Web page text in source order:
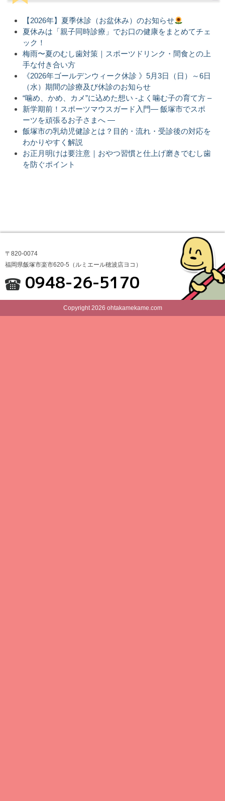
【2026年】夏季休診（お盆休み）のお知らせ
夏休みは「親子同時診療」でお口の健康をまとめてチェ
ック！
梅雨〜夏のむし歯対策｜スポーツドリンク・間食との上
手な付き合い方
《2026年ゴールデンウィーク休診 》5月3日（日）～6日
（水）期間の診療及び休診のお知らせ
“噛め、かめ、カメ”に込めた想い -よく噛む子の育て方 –
新学期前！スポーツマウスガード入門― 飯塚市でスポ
ーツを頑張るお子さまへ ―
飯塚市の乳幼児健診とは？目的・流れ・受診後の対応を
わかりやすく解説
お正月明けは要注意｜おやつ習慣と仕上げ磨きでむし歯
を防ぐポイント
〒820-0074
福岡県飯塚市楽市620-5（ルミエール穂波店ヨコ）
0948-26-5170
Copyright 2026 ohtakamekame.com